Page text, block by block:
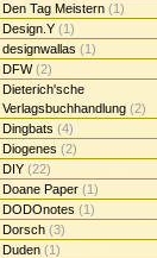
Den Tag Meistern (1)
Design.Y (1)
designwallas (1)
DFW(2)
Dieterich'sche
Verlagsbuchhandlung (2)
Dingbats (4)
Diogenes (2)
DIY (22)
Doane Paper (1)
DODOnotes (1)
Dorsch (3)
Duden (1)